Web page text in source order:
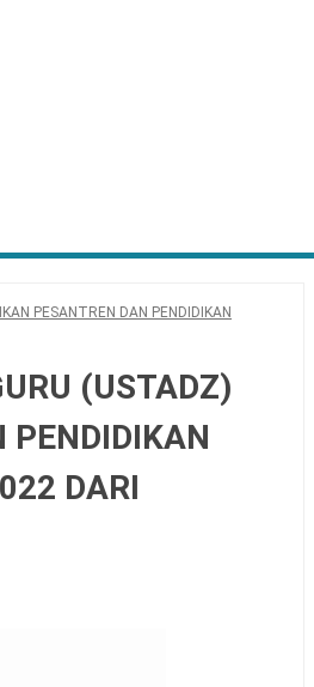
PESANTREN DAN PENDIDIKAN
(USTADZ)
PENDIDIKAN
DARI